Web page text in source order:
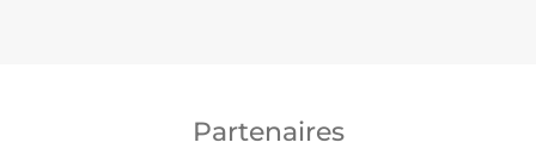
Partenaires